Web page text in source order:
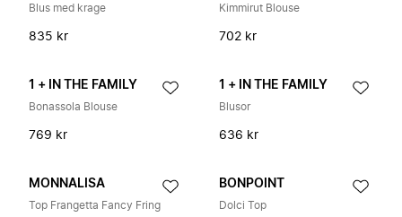
Blus med krage
835 kr
Kimmirut Blouse
702 kr
1 + IN THE FAMILY
Bonassola Blouse
769 kr
1 + IN THE FAMILY
Blusor
636 kr
MONNALISA
Top Frangetta Fancy Fring
BONPOINT
Dolci Top